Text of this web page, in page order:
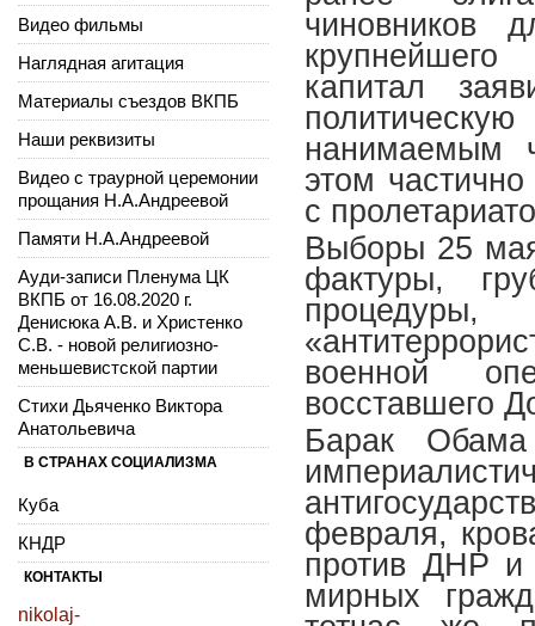
чиновников
капитал
нанимаемым
этом
с
Выборы 25
фактуры,
военной
восставшего
Барак
февраля,
против ДНР и
мирных
Видео фильмы
Наглядная агитация
Материалы съездов ВКПБ
Наши реквизиты
Видео с траурной церемонии
прощания Н.А.Андреевой
Памяти Н.А.Андреевой
Ауди-записи Пленума ЦК
ВКПБ от 16.08.2020 г.
Денисюка А.В. и Христенко
С.В. - новой религиозно-
меньшевистской партии
Стихи Дьяченко Виктора
Анатольевича
В СТРАНАХ СОЦИАЛИЗМА
Куба
КНДР
КОНТАКТЫ
nikolaj-